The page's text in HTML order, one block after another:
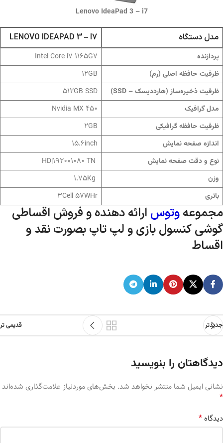
Lenovo IdeaPad 3 – i7
مدل دستگاه LENOVO IDEAPAD 3 – I7
پردازنده Intel Core i7 1165G7
ظرفیت حافظه اصلی (رم) 12GB
ظرفیت ذخیره‌ساز (هارددیسک – SSD) 512GB SSD
مدل گرافیک Nvidia MX 450
ظرفیت حافظه گرافیکی 2GB
اندازه صفحه نمایش 15.6inch
نوع و دقت صفحه نمایش
وزن
باتری 3Cell 57WHr
مجموعهوتوس ارائه دهنده و فروش اقساطی
گوشی کنسول بازی و لپ تاپ بصورت نقد و
اقساط
جدیدتر قدیمی تر
دیدگاهتان را بنویسید
نشانی ایمیل شما منتشر نخواهد شد. بخش‌های موردنیاز علامت‌گذاری شده‌اند
*
دیدگاه*